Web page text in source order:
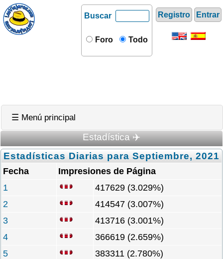
Registro Entrar
Buscar
Foro Todo
☰ Menú principal
Estadística ✈️
Estadísticas Diarias para Septiembre, 2021
Fecha
Impresiones de Página
1
417629 (3.029%)
2
414547 (3.007%)
3
413716 (3.001%)
4
366619 (2.659%)
5
383311 (2.780%)